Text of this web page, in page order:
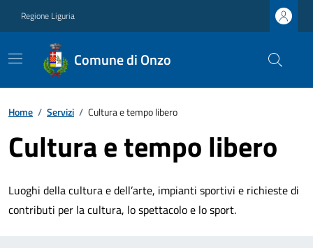
Regione Liguria
Comune di Onzo
Home / Servizi / Cultura e tempo libero
Cultura e tempo libero
Luoghi della cultura e dell’arte, impianti sportivi e richieste di
contributi per la cultura, lo spettacolo e lo sport.